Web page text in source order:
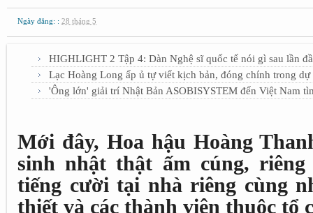
Ngày đăng: : 28 tháng 5
HIGHLIGHT 2 Tập 4: Dàn Nghệ sĩ quốc tế nói gì sau lần
Lạc Hoàng Long ấp ủ tự viết kịch bản, đóng chính trong dự
'Ông lớn' giải trí Nhật Bản ASOBISYSTEM đến Việt Nam
Mới đây, Hoa hậu Hoàng
sinh nhật thật ấm cúng,
tiếng cười tại nhà riêng cùng
thiết và các thành viên thuộc tổ